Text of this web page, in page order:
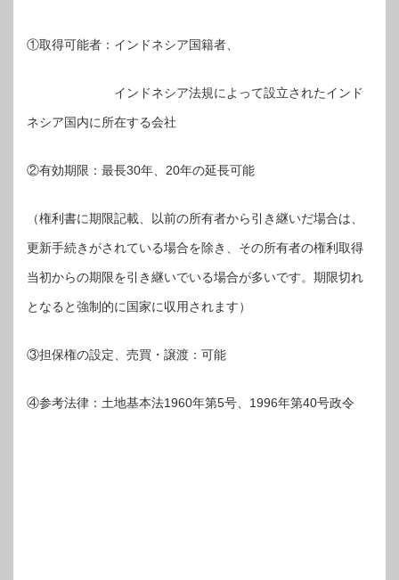
①取得可能者：インドネシア国籍者、
インドネシア法規によって設立されたインド
ネシア国内に所在する会社
②有効期限：最長30年、20年の延長可能
（権利書に期限記載、以前の所有者から引き継いだ場合は、
更新手続きがされている場合を除き、その所有者の権利取得
当初からの期限を引き継いでいる場合が多いです。期限切れ
となると強制的に国家に収用されます）
③担保権の設定、売買・譲渡：可能
④参考法律：土地基本法1960年第5号、1996年第40号政令